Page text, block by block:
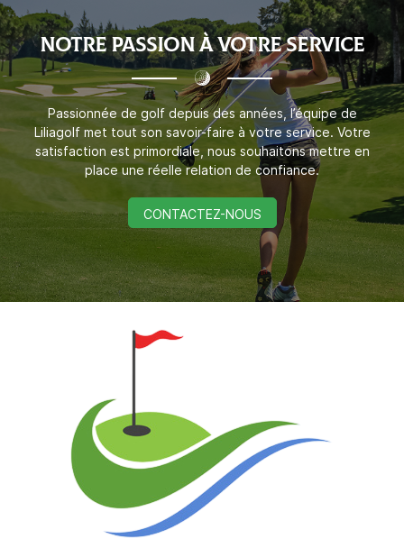
INSCRIPTION
NOTRE PASSIONÀ VOTRE SERVICE
Passionnée de golf depuis des années, l’équipe de
Liliagolf met tout son savoir-faire à votre service. Votre
satisfaction est primordiale, nous souhaitons mettre en
place une réelle relation de confiance.
CONTACTEZ-NOUS